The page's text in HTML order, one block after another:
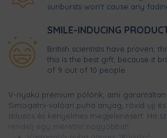
sunbursts won't cause any
SMILE-INDUCING
British scientists have proven,
this is the best gift, because it
of 9 out of 10 people.
V-nyakú prémium pólónk, ami garantáltan
Simogatni-valóan puha anyag, rövid ujj
stílusos és kényelmes megjelenésért. Ha
rendelj egy mérettel nagyobbat!